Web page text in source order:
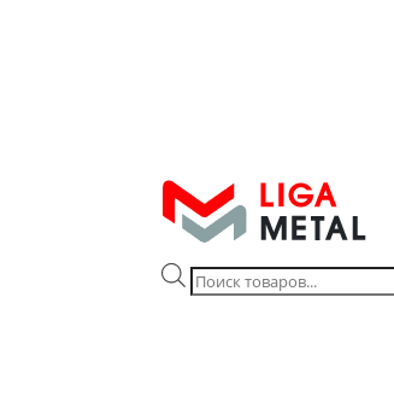
Поиск
товаров